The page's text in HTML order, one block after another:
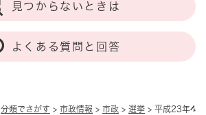
分類でさがす > 市政情報 > 市政 > 選挙 > 平成23年4
見つからないときは
よくある質問と回答